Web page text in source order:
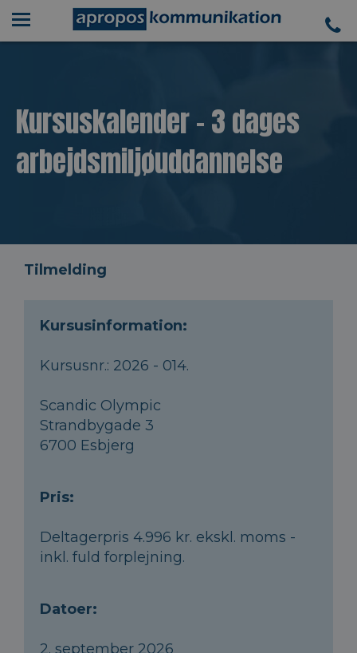
Kursuskalender - 3 dages
arbejdsmiljøuddannelse
Tilmelding
Kursusinformation:
Kursusnr.: 2026 - 014.
Scandic Olympic
Strandbygade 3
6700 Esbjerg
Pris:
Deltagerpris 4.996 kr. ekskl. moms -
inkl. fuld forplejning.
Datoer:
2. september 2026